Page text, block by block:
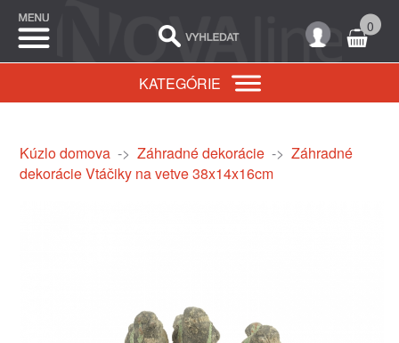
0
KATEGÓRIE
Kúzlo domova-> Záhradné dekorácie-> Záhradné
dekorácie Vtáčiky na vetve 38x14x16cm